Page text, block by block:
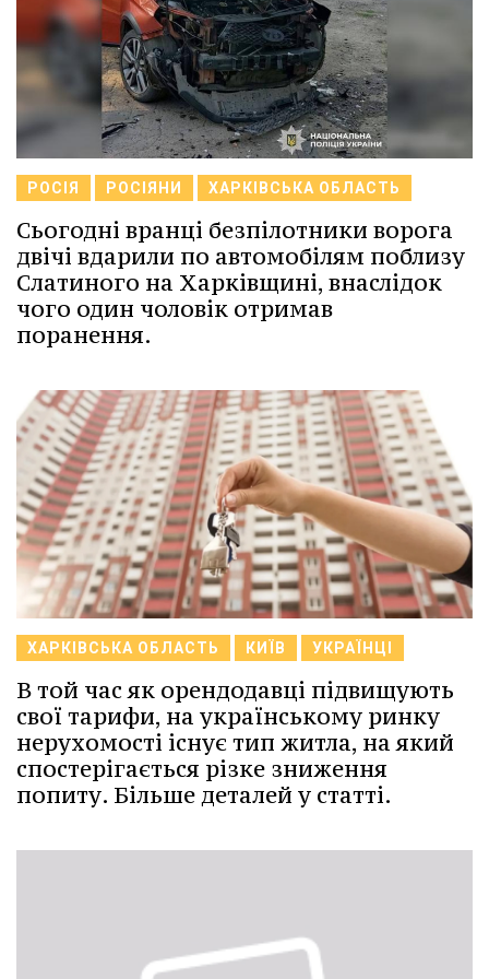
РОСІЯ РОСІЯНИ ХАРКІВСЬКА ОБЛАСТЬ
Сьогодні вранці безпілотники ворога
двічі вдарили по автомобілям поблизу
Слатиного на Харківщині, внаслідок
чого один чоловік отримав
поранення.
ХАРКІВСЬКА ОБЛАСТЬ КИЇВ УКРАЇНЦІ
В той час як орендодавці підвищують
свої тарифи, на українському ринку
нерухомості існує тип житла, на який
спостерігається різке зниження
попиту. Більше деталей у статті.